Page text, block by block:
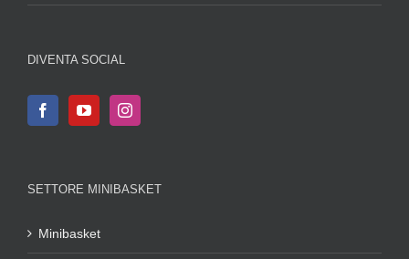
DIVENTA SOCIAL
SETTORE MINIBASKET
Minibasket